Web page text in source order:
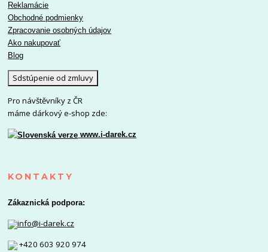
Reklamácie
Obchodné podmienky
Zpracovanie osobných údajov
Ako nakupovať
Blog
Sdstúpenie od zmluvy
Pro návštěvníky z ČR
máme dárkový e-shop zde:
www.i-darek.cz
KONTAKTY
Zákaznická podpora:
info@i-darek.cz
+420 603 920 974